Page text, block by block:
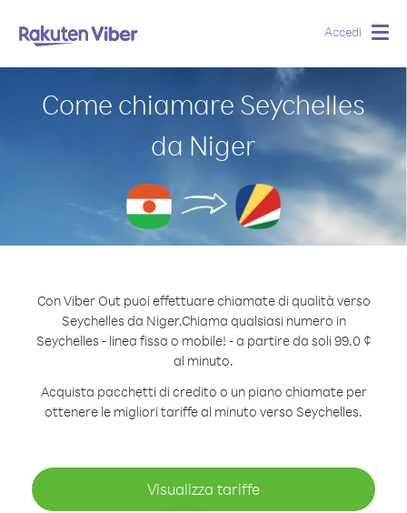
Accedi
Come chiamare Seychelles
da Niger
Con Viber Out puoi effettuare chiamate di qualità verso
Seychelles da Niger.Chiama qualsiasi numero in
Seychelles - linea fissa o mobile! - a partire da soli 99.0 ¢
al minuto.
Acquista pacchetti di credito o un piano chiamate per
ottenere le migliori tariffe al minuto verso Seychelles.
Visualizza tariffe